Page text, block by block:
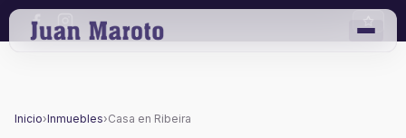
Inicio›Inmuebles›Casa en Ribeira